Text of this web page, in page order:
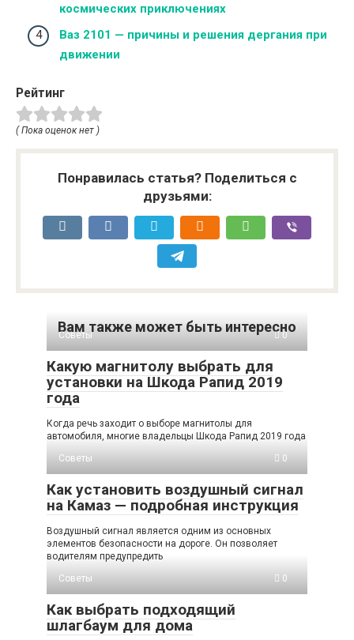
космических приключениях
Ваз 2101 — причины и решения дергания при
движении
Рейтинг
( Пока оценок нет )
Понравилась статья? Поделиться с
друзьями:
Вам также может быть интересно
Советы 0
Какую магнитолу выбрать для
установки на Шкода Рапид 2019
года
Когда речь заходит о выборе магнитолы для
автомобиля, многие владельцы Шкода Рапид 2019 года
Советы
0
Как установить воздушный сигнал
на Камаз — подробная инструкция
Воздушный сигнал является одним из основных
элементов безопасности на дороге. Он позволяет
водителям предупредить
Советы
0
Как выбрать подходящий
шлагбаум для дома